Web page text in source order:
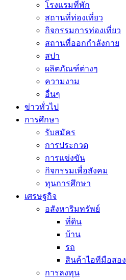
โรงแรมที่พัก
สถานที่ท่องเที่ยว
กิจกรรมการท่องเที่ยว
สถานที่ออกกำลังกาย
สปา
ผลิตภัณฑ์ต่างๆ
ความงาม
อื่นๆ
ข่าวทั่วไป
การศึกษา
รับสมัคร
การประกวด
การแข่งขัน
กิจกรรมเพื่อสังคม
ทุนการศึกษา
เศรษฐกิจ
อสังหาริมทรัพย์
ที่ดิน
บ้าน
รถ
สินค้าไอทีมือสอง
การลงทุน